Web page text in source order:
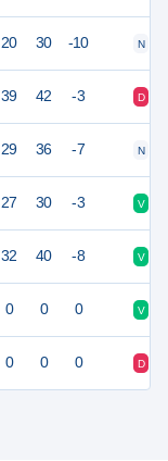
20 30 -10 N
39 42 -3 D
29 36 -7 N
27 30 -3 V
32 40 -8 V
0 0 0 V
0 0 0 D